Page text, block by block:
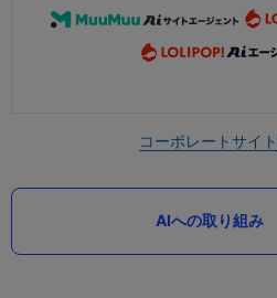
コーポレートサイト
AIへの取り組み